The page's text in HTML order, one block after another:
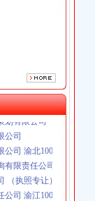
（执照专让）
公司 渝九50万 （工商注
渝沙50万 （工商注册）
划有限公司
公司
司 渝北10010万 (进出
有限责任公司 渝九1000
（执照专让）
司 渝江100万 （工商注
公司